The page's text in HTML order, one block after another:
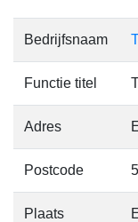
Bedrijfsnaam
Functie titel
Adres
Postcode
Plaats